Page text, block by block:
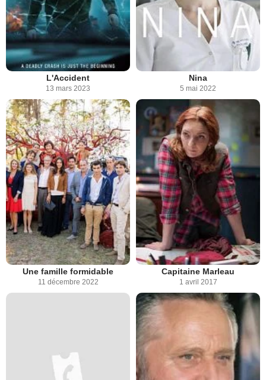
L'Accident
13 mars 2023
Nina
5 mai 2022
Une famille formidable
11 décembre 2022
Capitaine Marleau
1 avril 2017